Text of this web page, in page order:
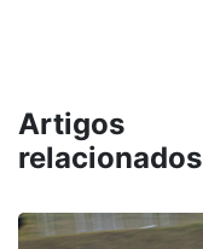
Artigos
relacionados